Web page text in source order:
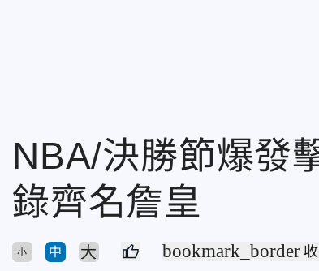
NBA/決勝節爆發
錄齊名詹皇
小 中 大 bookmark_border